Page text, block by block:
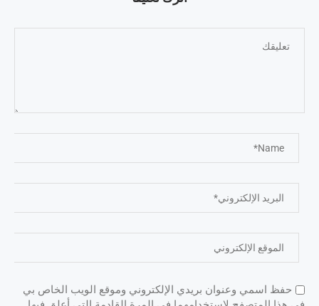
حفظ اسمي وعنوان بريدي الإلكتروني وموقع الويب الخاص بي